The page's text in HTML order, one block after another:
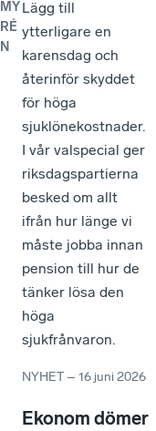
MY
RÉ
N
Lägg till
ytterligare en
karensdag och
återinför skyddet
för höga
sjuklönekostnader.
I vår valspecial ger
riksdagspartierna
besked om allt
ifrån hur länge vi
måste jobba innan
pension till hur de
tänker lösa den
höga
sjukfrånvaron.
NYHET –16 juni 2026
Ekonom dömer